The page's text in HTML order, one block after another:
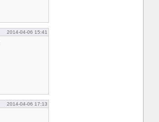
2014-04-06 15:41
2014-04-06 17:13